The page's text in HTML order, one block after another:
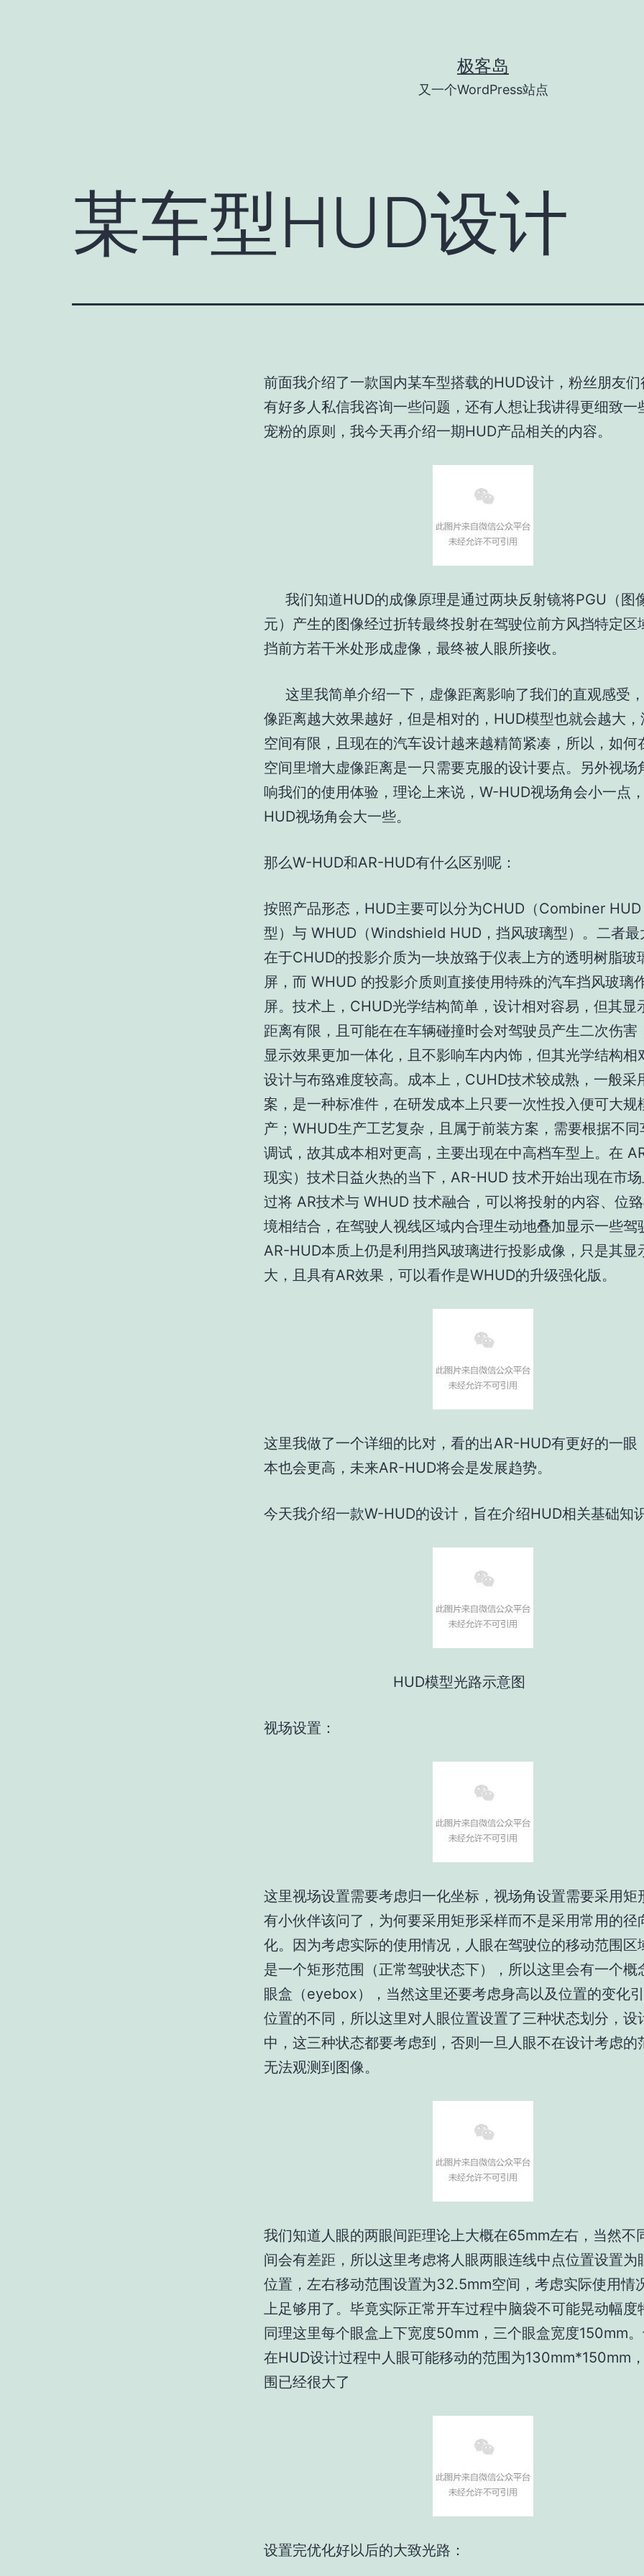
极客岛
又一个WordPress站点
某车型HUD设计
前面我介绍了一款国内某车型搭载的HUD设计，粉丝朋友们
有好多人私信我咨询一些问题，还有人想让我讲得更细致一
宠粉的原则，我今天再介绍一期HUD产品相关的内容。
我们知道HUD的成像原理是通过两块反射镜将PGU（图
元）产生的图像经过折转最终投射在驾驶位前方风挡特定区
挡前方若干米处形成虚像，最终被人眼所接收。
这里我简单介绍一下，虚像距离影响了我们的直观感受
像距离越大效果越好，但是相对的，HUD模型也就会越大，
空间有限，且现在的汽车设计越来越精简紧凑，所以，如何
空间里增大虚像距离是一只需要克服的设计要点。另外视场
响我们的使用体验，理论上来说，W-HUD视场角会小一点
HUD视场角会大一些。
那么W-HUD和AR-HUD有什么区别呢：
按照产品形态，HUD主要可以分为CHUD（Combiner HUD
型）与 WHUD（Windshield HUD，挡风玻璃型）。二者最
在于CHUD的投影介质为一块放臵于仪表上方的透明树脂玻
屏，而 WHUD 的投影介质则直接使用特殊的汽车挡风玻璃
屏。技术上，CHUD光学结构简单，设计相对容易，但其显
距离有限，且可能在在车辆碰撞时会对驾驶员产生二次伤害
显示效果更加一体化，且不影响车内内饰，但其光学结构相
设计与布臵难度较高。成本上，CUHD技术较成熟，一般采
案，是一种标准件，在研发成本上只要一次性投入便可大规
产；WHUD生产工艺复杂，且属于前装方案，需要根据不同
调试，故其成本相对更高，主要出现在中高档车型上。在
现实）技术日益火热的当下，AR-HUD 技术开始出现在市
过将 AR技术与 WHUD 技术融合，可以将投射的内容、位
境相结合，在驾驶人视线区域内合理生动地叠加显示一些驾
AR-HUD本质上仍是利用挡风玻璃进行投影成像，只是其显
大，且具有AR效果，可以看作是WHUD的升级强化版。
这里我做了一个详细的比对，看的出AR-HUD有更好的一眼
本也会更高，未来AR-HUD将会是发展趋势。
今天我介绍一款W-HUD的设计，旨在介绍HUD相关基础知
HUD模型光路示意图
视场设置：
这里视场设置需要考虑归一化坐标，视场角设置需要采用矩
有小伙伴该问了，为何要采用矩形采样而不是采用常用的径
化。因为考虑实际的使用情况，人眼在驾驶位的移动范围区
是一个矩形范围（正常驾驶状态下），所以这里会有一个概
眼盒（eyebox），当然这里还要考虑身高以及位置的变化
位置的不同，所以这里对人眼位置设置了三种状态划分，设
中，这三种状态都要考虑到，否则一旦人眼不在设计考虑的
无法观测到图像。
我们知道人眼的两眼间距理论上大概在65mm左右，当然不
间会有差距，所以这里考虑将人眼两眼连线中点位置设置为
位置，左右移动范围设置为32.5mm空间，考虑实际使用情
上足够用了。毕竟实际正常开车过程中脑袋不可能晃动幅度
同理这里每个眼盒上下宽度50mm，三个眼盒宽度150mm
在HUD设计过程中人眼可能移动的范围为130mm*150mm
围已经很大了
设置完优化好以后的大致光路：